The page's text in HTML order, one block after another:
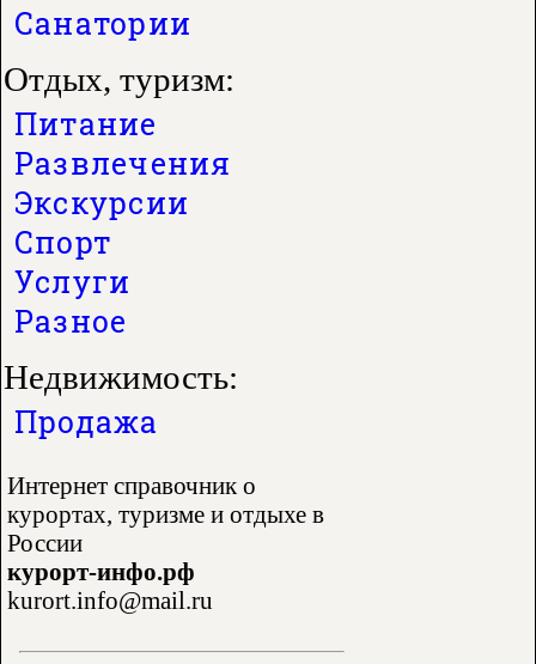
Санатории
Отдых, туризм:
Питание
Развлечения
Экскурсии
Спорт
Услуги
Разное
Недвижимость:
Продажа
Интернет справочник о
курортах, туризме и отдыхе в
России
курорт-инфо.рф
kurort.info@mail.ru